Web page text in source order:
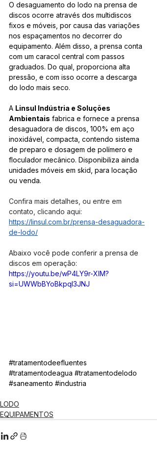
O desaguamento do lodo na prensa de
discos ocorre através dos multidiscos
fixos e móveis, por causa das variações
nos espaçamentos no decorrer do
equipamento. Além disso, a prensa conta
com um caracol central com passos
graduados. Do qual, proporciona alta
pressão, e com isso ocorre a descarga
do lodo mais seco.
A Linsul Indústria e Soluções
Ambientais fabrica e fornece a prensa
desaguadora de discos, 100% em aço
inoxidável, compacta, contendo sistema
de preparo e dosagem de polímero e
floculador mecânico. Disponibiliza ainda
unidades móveis em skid, para locação
ou venda.
Confira mais detalhes, ou entre em
contato, clicando aqui:
https://linsul.com.br/prensa-desaguadora-
de-lodo/
Abaixo você pode conferir a prensa de
discos em operação:
https://youtu.be/wP4LY9r-XIM?
si=UWWbBYoBkpqI3JNJ
#tratamentodeefluentes
#tratamentodeagua #tratamentodelodo
#saneamento #industria
LODO
EQUIPAMENTOS